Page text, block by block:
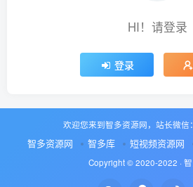
HI！请登录
登录
欢迎您来到智多资源网，站长微
智多资源网 智多库 短视频资源网
Copyright © 2020-2022 ·